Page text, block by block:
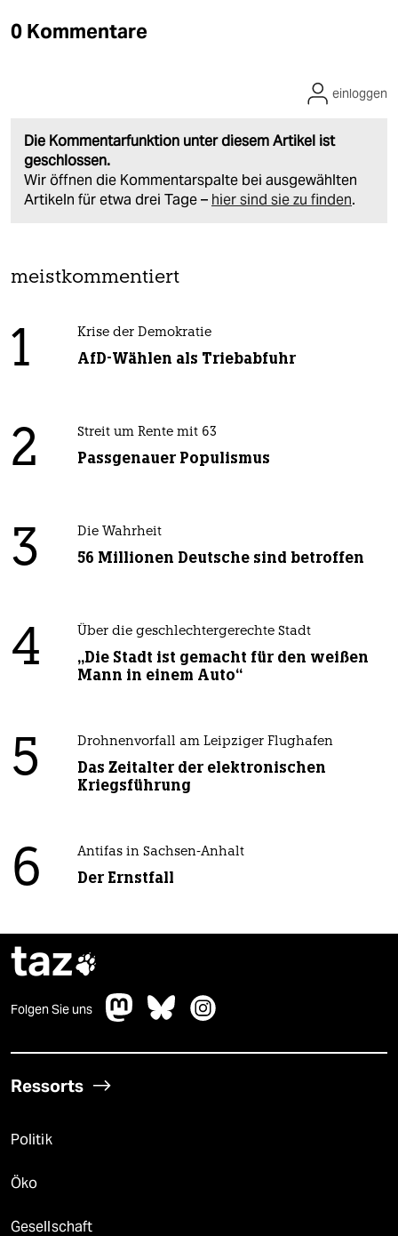
0 Kommentare
Die Kommentarfunktion unter diesem Artikel ist
geschlossen.
Wir öffnen die Kommentarspalte bei ausgewählten
Artikeln für etwa drei Tage – hier sind sie zu finden.
einloggen
meistkommentiert
1 Krise der Demokratie
AfD-Wählen als Triebabfuhr
2 Streit um Rente mit 63
Passgenauer Populismus
3 Die Wahrheit
56 Millionen Deutsche sind betroffen
4 Über die geschlechtergerechte Stadt
„Die Stadt ist gemacht für den weißen
Mann in einem Auto“
5 Drohnenvorfall am Leipziger Flughafen
Das Zeitalter der elektronischen
Kriegsführung
6 Antifas in Sachsen-Anhalt
Der Ernstfall
taz
Folgen Sie uns
Ressorts
Politik
Öko
Gesellschaft